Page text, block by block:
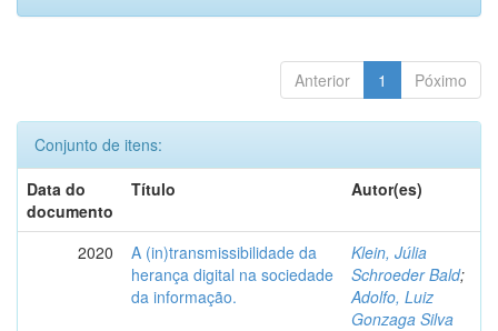
Anterior 1 Póximo
Conjunto de itens:
Data do
documento
Título Autor(es)
2020
A (in)transmissibilidade da
herança digital na sociedade
da informação.
Klein, Júlia
Schroeder Bald;
Adolfo, Luiz
Gonzaga Silva